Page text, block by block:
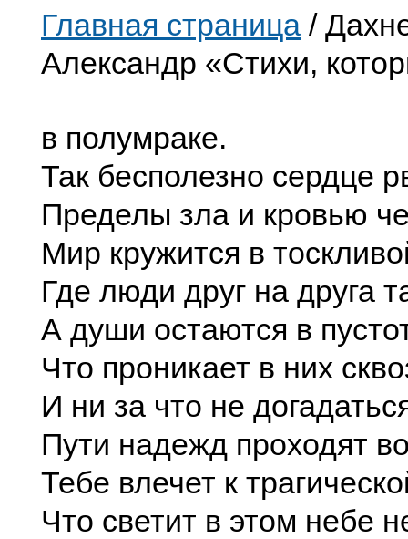
Главная страница /
Александр «Стихи,
в полумраке.
Так бесполезно сердце
Пределы зла и кровью
Мир кружится в
Где люди друг на друга
А души остаются в
Что проникает в них
И ни за что не
Пути надежд проходят
Тебе влечет к
Что светит в этом небе